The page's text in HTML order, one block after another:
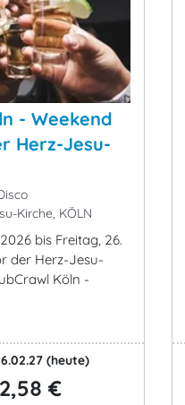
- Weekend
Herz-Jesu-
Kirche, KÖLN
bis Freitag, 26.
der Herz-Jesu-
Köln -
(heute)
€